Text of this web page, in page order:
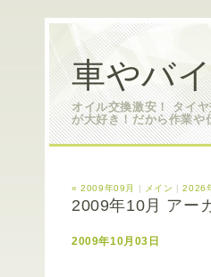
車やバ
オイル交換激安！ タイ
が大好き！だから作業や
« 2009年09月 | メイン |2026
2009年10月 アー
2009年10月03日